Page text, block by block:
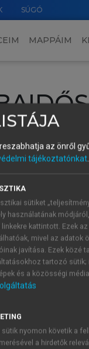
SÚGÓ
MAPPÁIM
lépj be a
1 óra
regisztráció után a
az önről
tájékoztatónkat.
sütiket
használatának
linkekre kattintott. Ezek
mivel az adatok
javítása. Ezek közé
tartozó sütik;
és a közösségi
sütik nyomon követik a
a hirdetők